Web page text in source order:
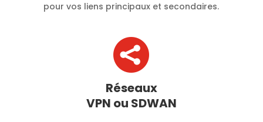
pour vos liens principaux et secondaires.

Réseaux
VPN ou SDWAN